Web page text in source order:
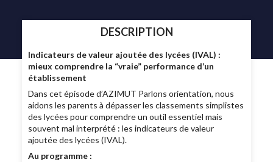
DESCRIPTION
Indicateurs de valeur ajoutée des lycées (IVAL) :
mieux comprendre la “vraie” performance d’un
établissement
Dans cet épisode d’AZIMUT Parlons orientation, nous
aidons les parents à dépasser les classements simplistes
des lycées pour comprendre un outil essentiel mais
souvent mal interprété : les indicateurs de valeur
ajoutée des lycées (IVAL).
Au programme :